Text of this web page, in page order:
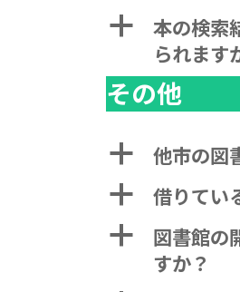
a
本の検索
られます
その他
a 他市の図
a 借りてい
a
図書館の
すか？